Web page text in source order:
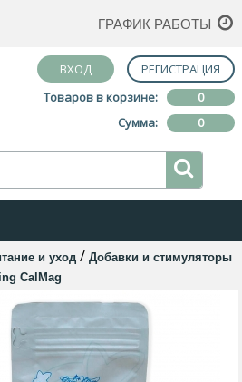
ГРАФИК РАБОТЫ
ВХОД
РЕГИСТРАЦИЯ
Товаров в корзине:
0
Сумма:
0
и уход / Добавки и стимуляторы
CalMag